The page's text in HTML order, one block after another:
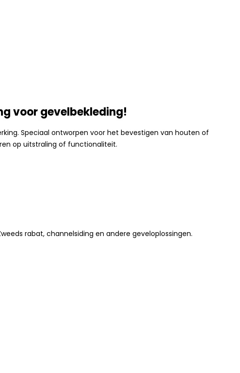
voor gevelbekleding!
Speciaal ontworpen voor het bevestigen van houten of
op uitstraling of functionaliteit.
rabat, channelsiding en andere geveloplossingen.